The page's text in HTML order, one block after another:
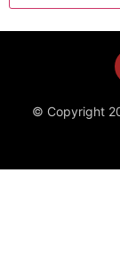
© Copyright